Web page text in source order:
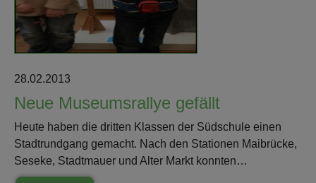
28.02.2013
Neue Museumsrallye gefällt
Heute haben die dritten Klassen der Südschule einen
Stadtrundgang gemacht. Nach den Stationen Maibrücke,
Seseke, Stadtmauer und Alter Markt konnten…